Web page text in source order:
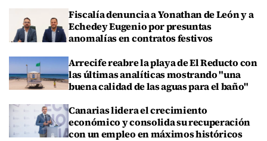
Fiscalía denuncia a Yonathan de León y a
Echedey Eugenio por presuntas
anomalías en contratos festivos
Arrecife reabre la playa de El Reducto con
las últimas analíticas mostrando "una
buena calidad de las aguas para el baño"
Canarias lidera el crecimiento
económico y consolida su recuperación
con un empleo en máximos históricos